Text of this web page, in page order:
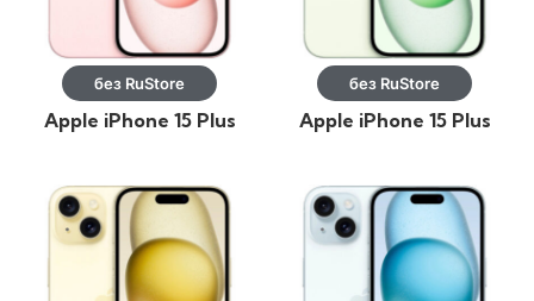
без RuStore
Apple iPhone 15 Plus
без RuStore
Apple iPhone 15 Plus